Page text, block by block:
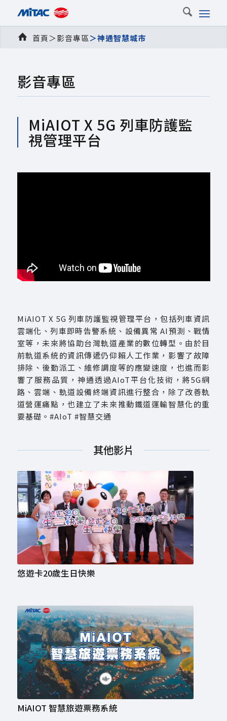
首頁＞影音專區＞神通智慧城市
影音專區
MiAIOT X 5G 列車防護監
視管理平台
MiAIOT X 5G 列車防護監視管理平台，包括列車資訊
雲端化、列車即時告警系統、設備異常 AI預測、戰情
室等，未來將協助台灣軌道產業的數位轉型。由於目
前軌道系統的資訊傳遞仍仰賴人工作業，影響了故障
排除、後勤派工、維修調度等的應變速度，也進而影
響了服務品質，神通透過AIoT平台化技術，將5G網
路、雲端、軌道設備終端資訊進行整合，除了改善軌
道營運痛點，也建立了未來推動鐵道運輸智慧化的重
要基礎。#AIoT #智慧交通
其他影片
悠遊卡20歲生日快樂
MiAIOT 智慧旅遊票務系統